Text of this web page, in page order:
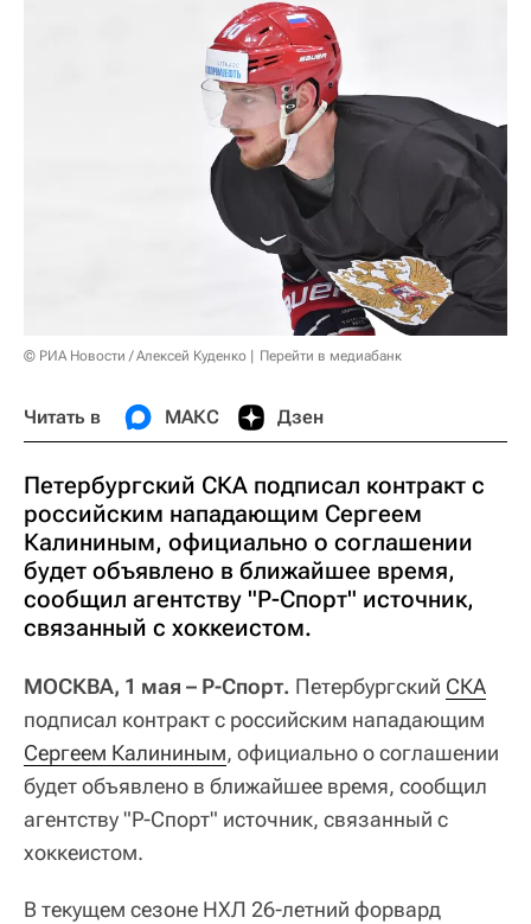
© РИА Новости / Алексей Куденко Перейти в медиабанк
Читать в МАКС Дзен
Петербургский СКА подписал контракт с
российским нападающим Сергеем
Калининым, официально о соглашении
будет объявлено в ближайшее время,
сообщил агентству "Р-Спорт" источник,
связанный с хоккеистом.
МОСКВА, 1 мая – Р-Спорт. Петербургский СКА
подписал контракт с российским нападающим
Сергеем Калининым, официально о соглашении
будет объявлено в ближайшее время, сообщил
агентству "Р-Спорт" источник, связанный с
хоккеистом.
В текущем сезоне НХЛ 26-летний форвард